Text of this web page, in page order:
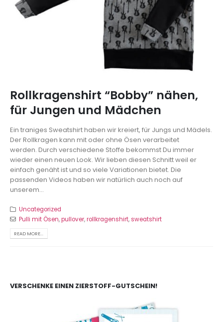
Rollkragenshirt “Bobby” nähen,
für Jungen und Mädchen
Ein traniges Sweatshirt haben wir kreiert, für Jungs und Mädels.
Der Rollkragen kann mit oder ohne Ösen verarbeitet
werden. Durch verschiedene Stoffe bekommst Du immer
wieder einen neuen Look. Wir lieben diesen Schnitt weil er
einfach genäht ist und so viele Variationen bietet. Die
passenden Videos haben wir natürlich auch noch auf
unserem...
Uncategorized
Pulli mit Ösen,pullover,rollkragenshirt,sweatshirt
READ MORE...
VERSCHENKE EINEN ZIERSTOFF-GUTSCHEIN!